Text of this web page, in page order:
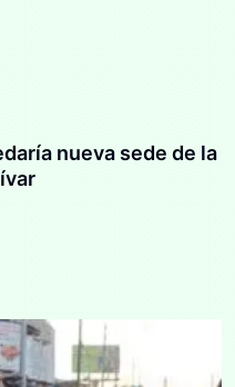
nueva sede de la